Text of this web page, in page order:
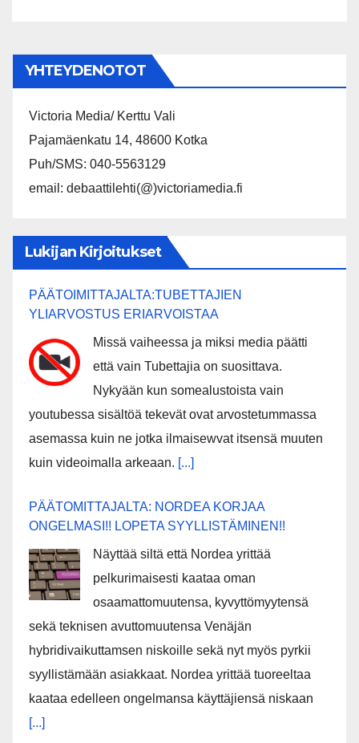
YHTEYDENOTOT
Victoria Media/ Kerttu Vali
Pajamäenkatu 14, 48600 Kotka
Puh/SMS: 040-5563129
email: debaattilehti(@)victoriamedia.fi
Lukijan Kirjoitukset
PÄÄTOIMITTAJALTA:TUBETTAJIEN
YLIARVOSTUS ERIARVOISTAA
Missä vaiheessa ja miksi media päätti
että vain Tubettajia on suosittava.
Nykyään kun somealustoista vain
youtubessa sisältöä tekevät ovat arvostetummassa
asemassa kuin ne jotka ilmaisewvat itsensä muuten
kuin videoimalla arkeaan. [...]
PÄÄTOMITTAJALTA: NORDEA KORJAA
ONGELMASI!! LOPETA SYYLLISTÄMINEN!!
Näyttää siltä että Nordea yrittää
pelkurimaisesti kaataa oman
osaamattomuutensa, kyvyttömyytensä
sekä teknisen avuttomuutensa Venäjän
hybridivaikuttamsen niskoille sekä nyt myös pyrkii
syyllistämään asiakkaat. Nordea yrittää tuoreeltaa
kaataa edelleen ongelmansa käyttäjiensä niskaan
[...]